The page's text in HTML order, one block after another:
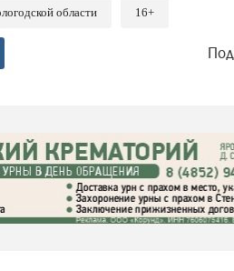
области 16+